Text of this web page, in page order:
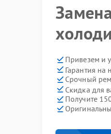
Привезем и
Гарантия
Срочный
Скидка для
Получите